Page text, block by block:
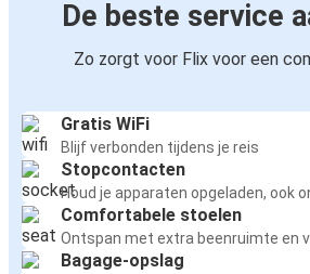
De beste service
Zo zorgt voor Flix voor een
Gratis WiFi
Blijf verbonden tijdens je reis
Stopcontacten
Houd je apparaten opgeladen, ook
Comfortabele stoelen
Ontspan met extra beenruimte en
Bagage-opslag